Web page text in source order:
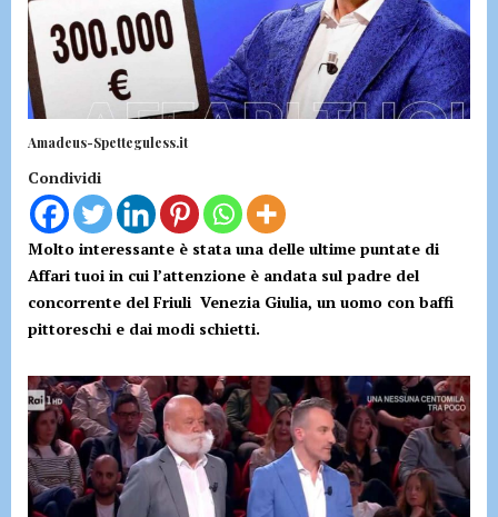
Amadeus-Spetteguless.it
Condividi
Molto interessante è stata una delle ultime puntate di
Affari tuoi in cui l’attenzione è andata sul padre del
concorrente del Friuli Venezia Giulia, un uomo con baffi
pittoreschi e dai modi schietti.